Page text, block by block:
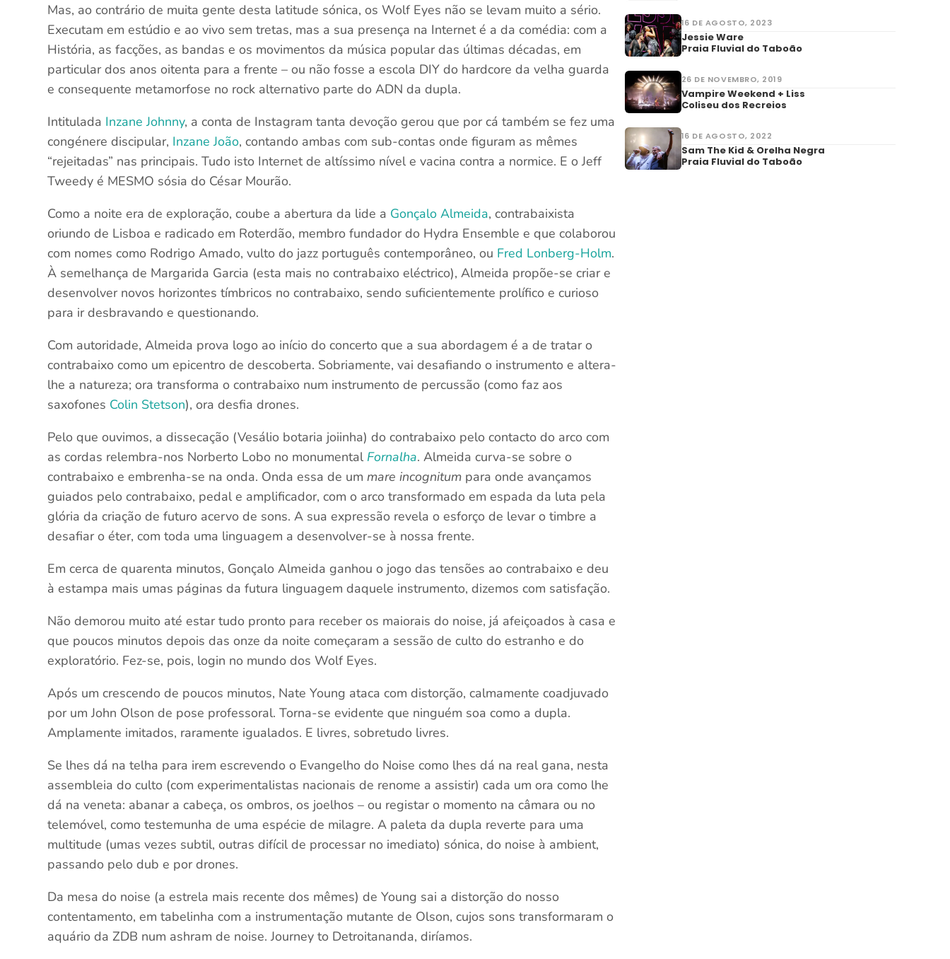
Mas, ao contrário de muita gente desta latitude sónica, os Wolf Eyes não se levam muito a sério.
Executam em estúdio e ao vivo sem tretas, mas a sua presença na Internet é a da comédia: com a
História, as facções, as bandas e os movimentos da música popular das últimas décadas, em
particular dos anos oitenta para a frente – ou não fosse a escola DIY do hardcore da velha guarda
e consequente metamorfose no rock alternativo parte do ADN da dupla.
Intitulada Inzane Johnny, a conta de Instagram tanta devoção gerou que por cá também se fez uma
congénere discipular, Inzane João, contando ambas com sub-contas onde figuram as mêmes
“rejeitadas” nas principais. Tudo isto Internet de altíssimo nível e vacina contra a normice. E o Jeff
Tweedy é MESMO sósia do César Mourão.
Como a noite era de exploração, coube a abertura da lide a Gonçalo Almeida, contrabaixista
oriundo de Lisboa e radicado em Roterdão, membro fundador do Hydra Ensemble e que colaborou
com nomes como Rodrigo Amado, vulto do jazz português contemporâneo, ou Fred Lonberg-Holm.
À semelhança de Margarida Garcia (esta mais no contrabaixo eléctrico), Almeida propõe-se criar e
desenvolver novos horizontes tímbricos no contrabaixo, sendo suficientemente prolífico e curioso
para ir desbravando e questionando.
Com autoridade, Almeida prova logo ao início do concerto que a sua abordagem é a de tratar o
contrabaixo como um epicentro de descoberta. Sobriamente, vai desafiando o instrumento e altera-
lhe a natureza; ora transforma o contrabaixo num instrumento de percussão (como faz aos
saxofones Colin Stetson), ora desfia drones.
Pelo que ouvimos, a dissecação (Vesálio botaria joiinha) do contrabaixo pelo contacto do arco com
as cordas relembra-nos Norberto Lobo no monumental Fornalha. Almeida curva-se sobre o
contrabaixo e embrenha-se na onda. Onda essa de um mare incognitum para onde avançamos
guiados pelo contrabaixo, pedal e amplificador, com o arco transformado em espada da luta pela
glória da criação de futuro acervo de sons. A sua expressão revela o esforço de levar o timbre a
desafiar o éter, com toda uma linguagem a desenvolver-se à nossa frente.
Em cerca de quarenta minutos, Gonçalo Almeida ganhou o jogo das tensões ao contrabaixo e deu
à estampa mais umas páginas da futura linguagem daquele instrumento, dizemos com satisfação.
Não demorou muito até estar tudo pronto para receber os maiorais do noise, já afeiçoados à casa e
que poucos minutos depois das onze da noite começaram a sessão de culto do estranho e do
exploratório. Fez-se, pois, login no mundo dos Wolf Eyes.
Após um crescendo de poucos minutos, Nate Young ataca com distorção, calmamente coadjuvado
por um John Olson de pose professoral. Torna-se evidente que ninguém soa como a dupla.
Amplamente imitados, raramente igualados. E livres, sobretudo livres.
Se lhes dá na telha para irem escrevendo o Evangelho do Noise como lhes dá na real gana, nesta
assembleia do culto (com experimentalistas nacionais de renome a assistir) cada um ora como lhe
dá na veneta: abanar a cabeça, os ombros, os joelhos – ou registar o momento na câmara ou no
telemóvel, como testemunha de uma espécie de milagre. A paleta da dupla reverte para uma
multitude (umas vezes subtil, outras difícil de processar no imediato) sónica, do noise à ambient,
passando pelo dub e por drones.
Da mesa do noise (a estrela mais recente dos mêmes) de Young sai a distorção do nosso
contentamento, em tabelinha com a instrumentação mutante de Olson, cujos sons transformaram o
aquário da ZDB num ashram de noise. Journey to Detroitananda, diríamos.
16 DE AGOSTO, 2023
Jessie Ware
Praia Fluvial do Taboão
26 DE NOVEMBRO, 2019
Vampire Weekend + Liss
Coliseu dos Recreios
16 DE AGOSTO, 2022
Sam The Kid & Orelha Negra
Praia Fluvial do Taboão